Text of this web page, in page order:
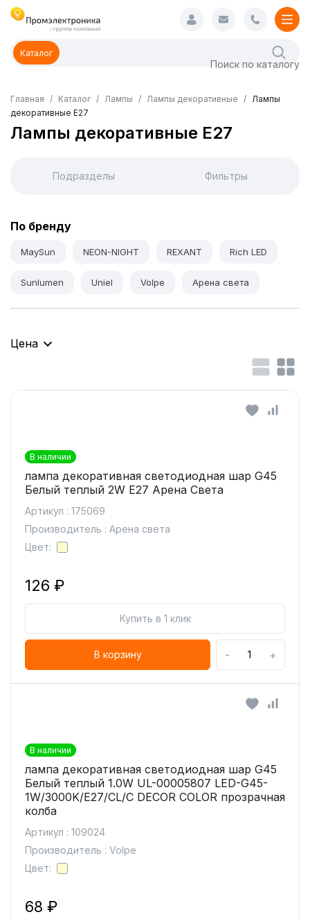
Каталог
Главная Каталог Лампы Лампы декоративные
Лампы
декоративные E27
Лампы декоративные E27
Подразделы Фильтры
По бренду
MaySun NEON-NIGHT REXANT Rich LED
Sunlumen Uniel Volpe Арена света
Цена
В наличии
лампа декоративная светодиодная шар G45
Белый теплый 2W E27 Арена Света
Артикул : 175069
Производитель : Арена света
Цвет:
126 ₽
Купить в 1 клик
В корзину - +
В наличии
лампа декоративная светодиодная шар G45
Белый теплый 1.0W UL-00005807 LED-G45-
1W/3000K/E27/CL/С DECOR COLOR прозрачная
колба
Артикул : 109024
Производитель : Volpe
Цвет:
68 ₽